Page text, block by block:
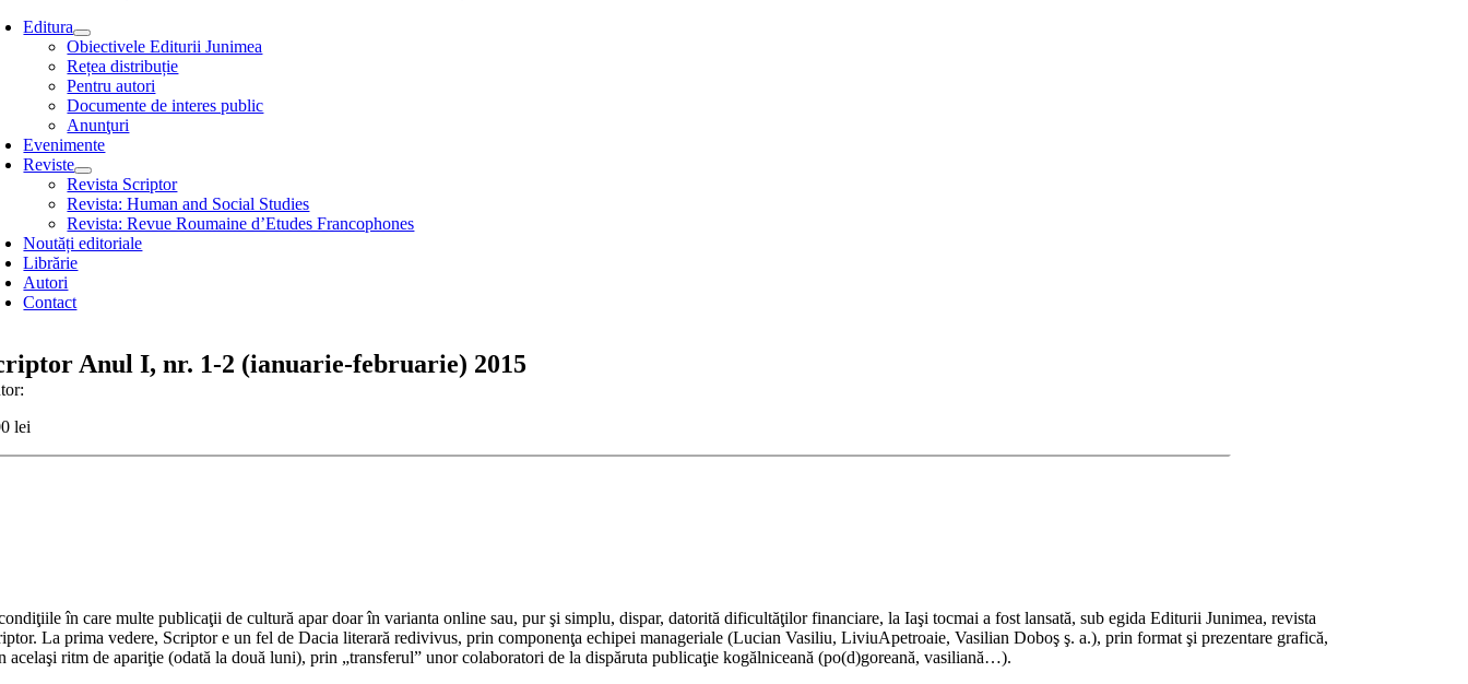
Editura
Obiectivele Editurii Junimea
Rețea distribuție
Pentru autori
Documente de interes public
Anunţuri
Evenimente
Reviste
Revista Scriptor
Revista: Human and Social Studies
Revista: Revue Roumaine d’Etudes Francophones
Noutăți editoriale
Librărie
Autori
Contact
Anul I, nr. 1-2 (ianuarie-februarie) 2015
lei
în care multe publicaţii de cultură apar doar în varianta online sau, pur şi simplu, dispar, datorită dificultăţilor financiare, la Iaşi tocmai a fost lansată, sub egida Editurii Junimea, revista
La prima vedere, Scriptor e un fel de Dacia literară redivivus, prin componenţa echipei manageriale (Lucian Vasiliu, LiviuApetroaie, Vasilian Doboş ş. a.), prin format şi prezentare grafică,
acelaşi ritm de apariţie (odată la două luni), prin „transferul” unor colaboratori de la dispăruta publicaţie kogălniceană (po(d)goreană, vasiliană…).